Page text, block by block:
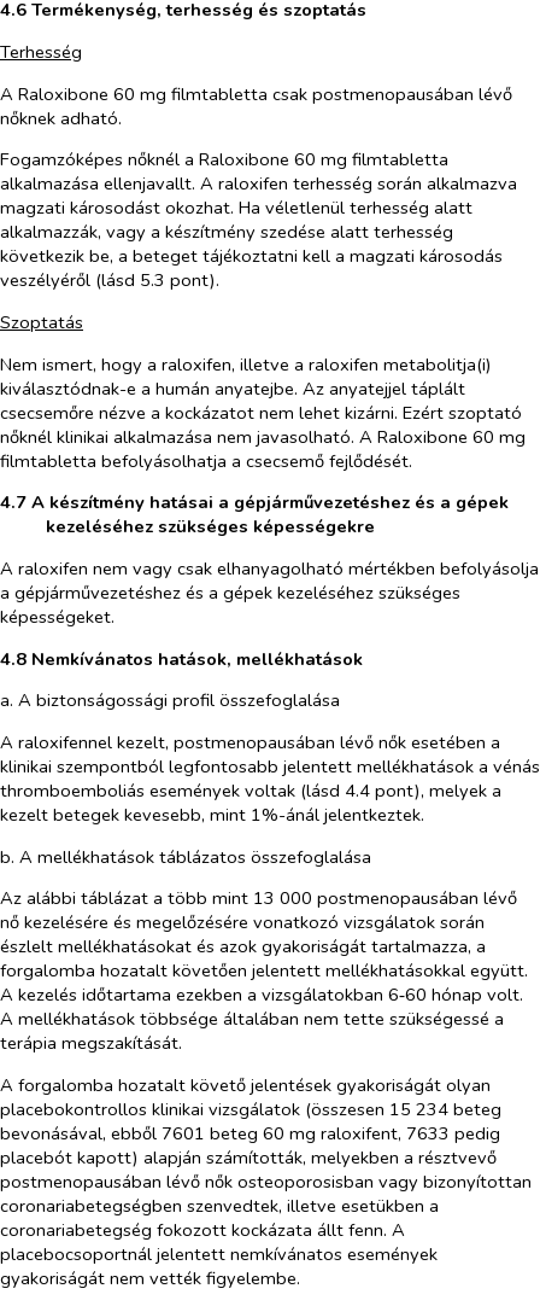
4.6 Termékenység, terhesség és szoptatás
Terhesség
A Raloxibone 60 mg filmtabletta csak postmenopausában lévő
nőknek adható.
Fogamzóképes nőknél a Raloxibone 60 mg filmtabletta
alkalmazása ellenjavallt. A raloxifen terhesség során alkalmazva
magzati károsodást okozhat. Ha véletlenül terhesség alatt
alkalmazzák, vagy a készítmény szedése alatt terhesség
következik be, a beteget tájékoztatni kell a magzati károsodás
veszélyéről (lásd 5.3 pont).
Szoptatás
Nem ismert, hogy a raloxifen, illetve a raloxifen metabolitja(i)
kiválasztódnak-e a humán anyatejbe. Az anyatejjel táplált
csecsemőre nézve a kockázatot nem lehet kizárni. Ezért szoptató
nőknél klinikai alkalmazása nem javasolható. A Raloxibone 60 mg
filmtabletta befolyásolhatja a csecsemő fejlődését.
4.7 A készítmény hatásai a gépjárművezetéshez és a gépek
kezeléséhez szükséges képességekre
A raloxifen nem vagy csak elhanyagolható mértékben befolyásolja
a gépjárművezetéshez és a gépek kezeléséhez szükséges
képességeket.
4.8 Nemkívánatos hatások, mellékhatások
a. A biztonságossági profil összefoglalása
A raloxifennel kezelt, postmenopausában lévő nők esetében a
klinikai szempontból legfontosabb jelentett mellékhatások a vénás
thromboemboliás események voltak (lásd 4.4 pont), melyek a
kezelt betegek kevesebb, mint 1%-ánál jelentkeztek.
b. A mellékhatások táblázatos összefoglalása
Az alábbi táblázat a több mint 13 000 postmenopausában lévő
nő kezelésére és megelőzésére vonatkozó vizsgálatok során
észlelt mellékhatásokat és azok gyakoriságát tartalmazza, a
forgalomba hozatalt követően jelentett mellékhatásokkal együtt.
A kezelés időtartama ezekben a vizsgálatokban 6‑60 hónap volt.
A mellékhatások többsége általában nem tette szükségessé a
terápia megszakítását.
A forgalomba hozatalt követő jelentések gyakoriságát olyan
placebokontrollos klinikai vizsgálatok (összesen 15 234 beteg
bevonásával, ebből 7601 beteg 60 mg raloxifent, 7633 pedig
placebót kapott) alapján számították, melyekben a résztvevő
postmenopausában lévő nők osteoporosisban vagy bizonyítottan
coronariabetegségben szenvedtek, illetve esetükben a
coronariabetegség fokozott kockázata állt fenn. A
placebocsoportnál jelentett nemkívánatos események
gyakoriságát nem vették figyelembe.